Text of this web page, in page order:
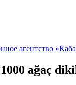
ağaç